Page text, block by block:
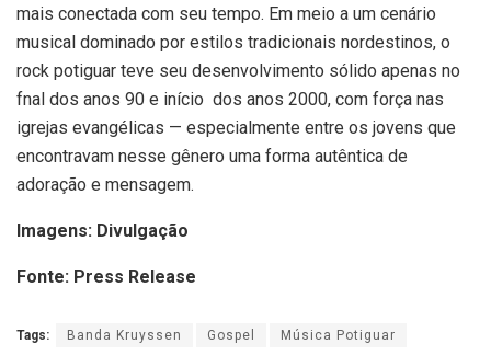
mais conectada com seu tempo. Em meio a um cenário
musical dominado por estilos tradicionais nordestinos, o
rock potiguar teve seu desenvolvimento sólido apenas no
fnal dos anos 90 e início dos anos 2000, com força nas
igrejas evangélicas — especialmente entre os jovens que
encontravam nesse gênero uma forma autêntica de
adoração e mensagem.
Imagens: Divulgação
Fonte: Press Release
Tags: Banda Kruyssen Gospel Música Potiguar